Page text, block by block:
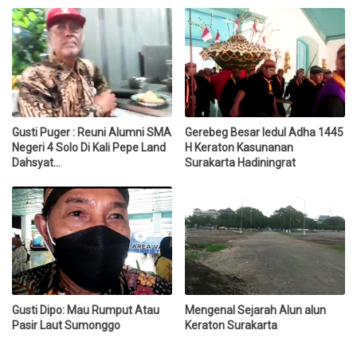
Gusti Puger : Reuni Alumni SMA
Negeri 4 Solo Di Kali Pepe Land
Dahsyat...
Gerebeg Besar Iedul Adha 1445
H Keraton Kasunanan
Surakarta Hadiningrat
Gusti Dipo: Mau Rumput Atau
Pasir Laut Sumonggo
Mengenal Sejarah Alun alun
Keraton Surakarta